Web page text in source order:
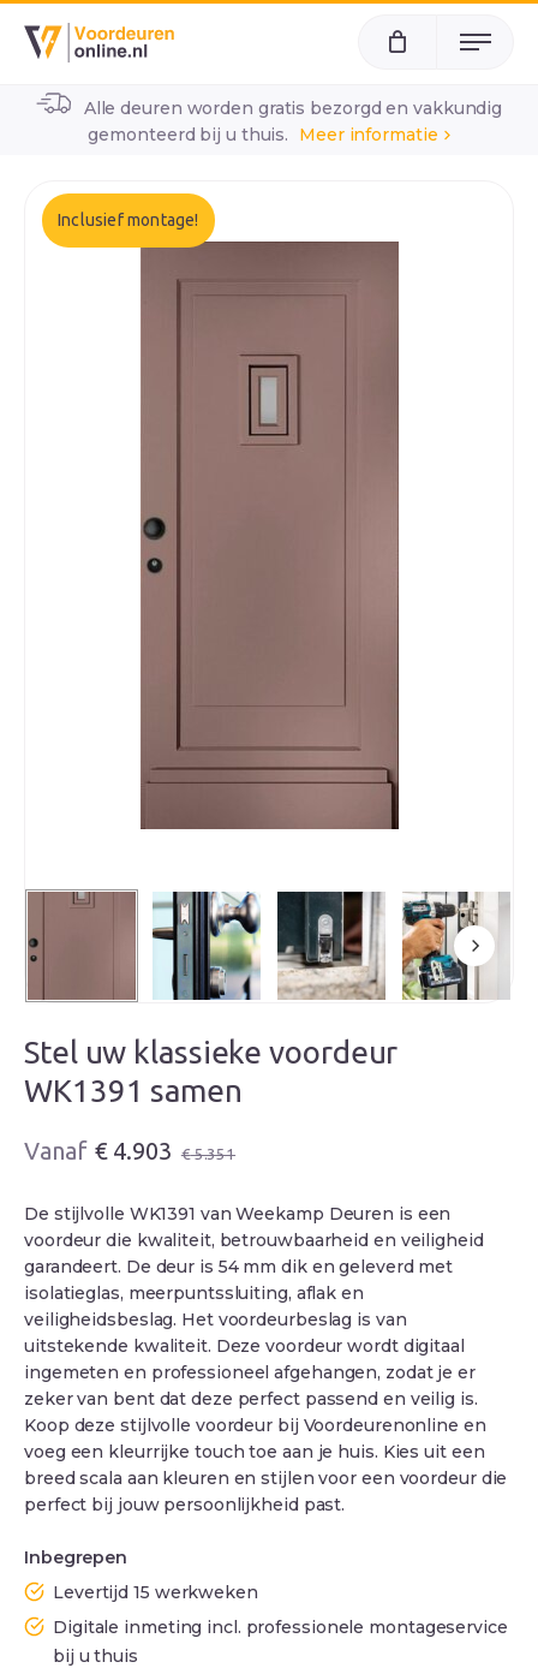
Alle deuren worden gratis bezorgd en vakkundig
gemonteerd bij u thuis.
Meer informatie
Menu
alle voordeuren wk1391
Inclusief montage!
Stel uw klassieke voordeur
WK1391 samen
€5.351
Oorspronkelijke
was:
€ 5.351.
€4.903
Huidige
is:
€ 4.903.
De stijlvolle WK1391 van Weekamp Deuren is een
voordeur die kwaliteit, betrouwbaarheid en veiligheid
garandeert. De deur is 54 mm dik en geleverd met
isolatieglas, meerpuntssluiting, aflak en
veiligheidsbeslag. Het voordeurbeslag is van
uitstekende kwaliteit. Deze voordeur wordt digitaal
ingemeten en professioneel afgehangen, zodat je er
zeker van bent dat deze perfect passend en veilig is.
Koop deze stijlvolle voordeur bij Voordeurenonline en
voeg een kleurrijke touch toe aan je huis. Kies uit een
breed scala aan kleuren en stijlen voor een voordeur die
perfect bij jouw persoonlijkheid past.
Inbegrepen
Levertijd 15 werkweken
Digitale inmeting incl. professionele montageservice
bij u thuis